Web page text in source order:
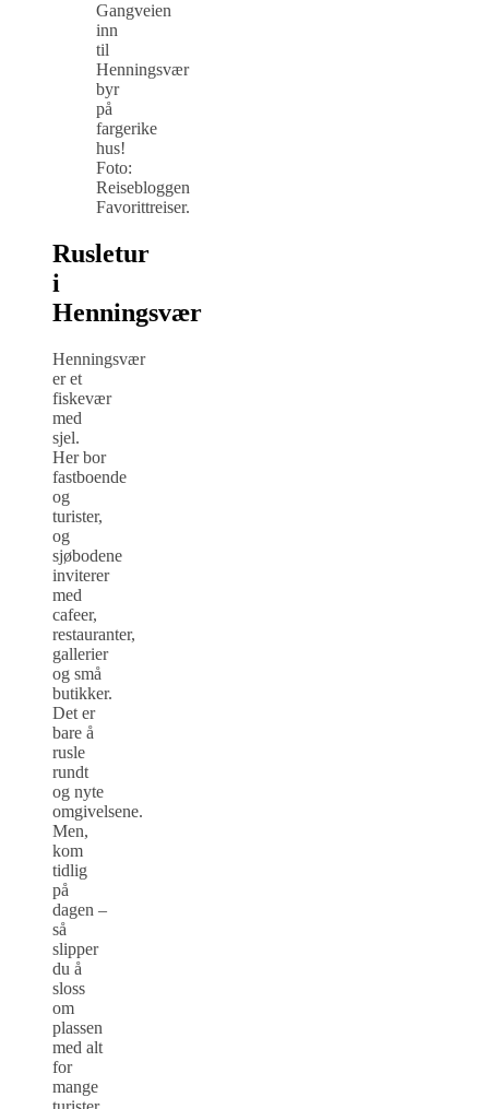
Gangveien
inn
til
Henningsvær
byr
på
fargerike
hus!
Foto:
Reisebloggen
Favorittreiser.
Rusletur
i
Henningsvær
Henningsvær
er et
fiskevær
med
sjel.
Her bor
fastboende
og
turister,
og
sjøbodene
inviterer
med
cafeer,
restauranter,
gallerier
og små
butikker.
Det er
bare å
rusle
rundt
og nyte
omgivelsene.
Men,
kom
tidlig
på
dagen –
så
slipper
du å
sloss
om
plassen
med alt
for
mange